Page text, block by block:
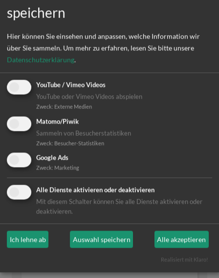
e.V., Ev. Bank eG, IBAN: DE36 5206 0410 0000 4066 60,
BIC: GENODEF1EK1)
Spendenaktion starten
Laufende
Spendenaktionen für
Difäm Weltweit
Lassen Sie sich inspirieren
speichern
Hier können Sie einsehen und anpassen, welche Information wir
über Sie sammeln. Um mehr zu erfahren, lesen Sie bitte unsere
Datenschutzerklärung.
YouTube / Vimeo Videos
YouTube oder Vimeo Videos abspielen
Zweck: Externe Medien
Matomo/Piwik
Sammeln von Besucherstatistiken
Zweck: Besucher-Statistiken
Google Ads
Zweck: Marketing
Alle Dienste aktivieren oder deaktivieren
Mit diesem Schalter können Sie alle Dienste aktivieren oder
deaktivieren.
Ich lehne ab Auswahl speichern Alle akzeptieren
Realisiert mit Klaro!